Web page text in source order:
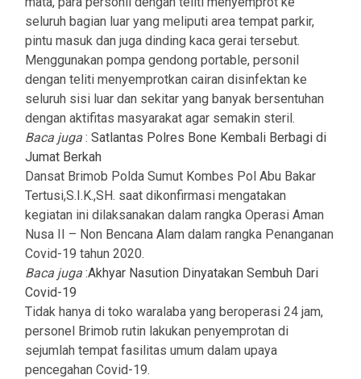
seluruh bagian luar yang meliputi area tempat parkir,
pintu masuk dan juga dinding kaca gerai tersebut.
Menggunakan pompa gendong portable, personil
dengan teliti menyemprotkan cairan disinfektan ke
seluruh sisi luar dan sekitar yang banyak bersentuhan
dengan aktifitas masyarakat agar semakin steril.
Baca juga : Satlantas Polres Bone Kembali Berbagi di
Jumat Berkah
Dansat Brimob Polda Sumut Kombes Pol Abu Bakar
Tertusi,S.I.K.,SH. saat dikonfirmasi mengatakan
kegiatan ini dilaksanakan dalam rangka Operasi Aman
Nusa II – Non Bencana Alam dalam rangka Penanganan
Covid-19 tahun 2020.
Baca juga :Akhyar Nasution Dinyatakan Sembuh Dari
Covid-19
Tidak hanya di toko waralaba yang beroperasi 24 jam,
personel Brimob rutin lakukan penyemprotan di
sejumlah tempat fasilitas umum dalam upaya
pencegahan Covid-19.